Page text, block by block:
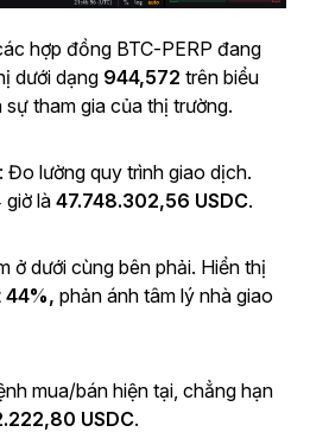
hợp đồng BTC-PERP đang
dưới dạng 944,572 trên biểu
tham gia của thị trường.
: Đo lường quy trình giao dịch.
giờ là 47.748.302,56 USDC.
ở dưới cùng bên phải. Hiển thị
44%, phản ánh tâm lý nhà giao
mua/bán hiện tại, chẳng hạn
USDC.